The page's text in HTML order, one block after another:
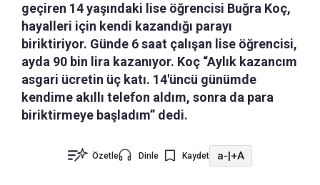
geçiren 14 yaşındaki lise öğrencisi Buğra Koç,
hayalleri için kendi kazandığı parayı
biriktiriyor. Günde 6 saat çalışan lise öğrencisi,
ayda 90 bin lira kazanıyor. Koç “Aylık kazancım
asgari ücretin üç katı. 14'üncü günümde
kendime akıllı telefon aldım, sonra da para
biriktirmeye başladım” dedi.
Özetle Dinle Kaydet a-|+A